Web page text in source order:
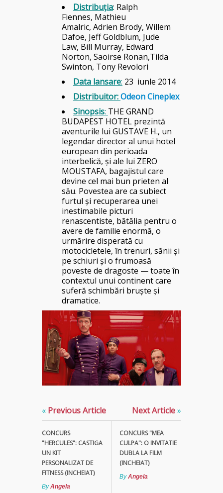
Distribuţia: Ralph
Fiennes, Mathieu
Amalric, Adrien Brody, Willem
Dafoe, Jeff Goldblum, Jude
Law, Bill Murray, Edward
Norton, Saoirse Ronan,Tilda
Swinton, Tony Revolori
Data lansare: 23 iunle 2014
Distribuitor:Odeon Cineplex
Sinopsis: THE GRAND
BUDAPEST HOTEL prezintă
aventurile lui GUSTAVE H., un
legendar director al unui hotel
european din perioada
interbelică, şi ale lui ZERO
MOUSTAFA, bagajistul care
devine cel mai bun prieten al
său. Povestea are ca subiect
furtul şi recuperarea unei
inestimabile picturi
renascentiste, bătălia pentru o
avere de familie enormă, o
urmărire disperată cu
motocicletele, în trenuri, sănii şi
pe schiuri şi o frumoasă
poveste de dragoste — toate în
contextul unui continent care
suferă schimbări bruşte şi
dramatice.
« Previous Article
CONCURS
"HERCULES": CASTIGA
UN KIT
PERSONALIZAT DE
FITNESS (INCHEIAT)
ByAngela
Next Article»
CONCURS "MEA
CULPA": O INVITATIE
DUBLA LA FILM
(INCHEIAT)
ByAngela